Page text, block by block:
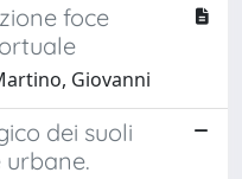
foce
Giovanni
dei suoli